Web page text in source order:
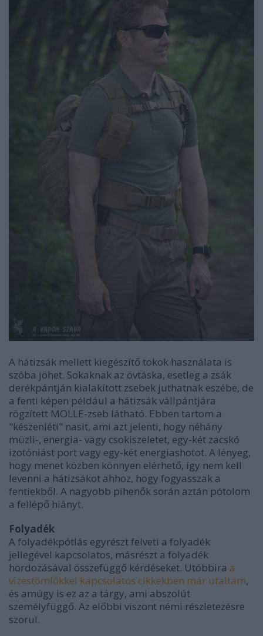
A hátizsák mellett kiegészítő tokok használata is
szóba jöhet. Sokaknak az övtáska, esetleg a zsák
derékpántján kialakított zsebek juthatnak eszébe, de
a fenti képen például a hátizsák vállpántjára
rögzített MOLLE-zseb látható. Ebben tartom a
"készenléti" nasit, ami azt jelenti, hogy néhány
müzli-, energia- vagy csokiszeletet, egy-két zacskó
izotóniást port vagy egy-két energiashotot. A lényeg,
hogy menet közben könnyen elérhető, így nem kell
levenni a hátizsákot ahhoz, hogy fogyasszak a
fentiekből. A nagyobb pihenők során aztán pótolom
a fellépő hiányt.
Folyadék
A folyadékpótlás egyrészt felveti a folyadék
jellegével kapcsolatos, másrészt a folyadék
hordozásával összefüggő kérdéseket. Utóbbira a
vizestömlőkkel kapcsolatos cikkekben már utaltam,
és amúgy is ez az a tárgy, ami abszolút
személyfüggő. Az előbbi viszont némi részletezésre
szorul.